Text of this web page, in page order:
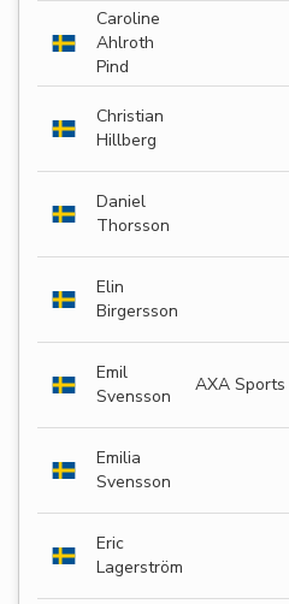
Caroline
Ahlroth
Pind
Christian
Hillberg
Daniel
Thorsson
Elin
Birgersson
Emil
Svensson
AXA Sports
Emilia
Svensson
Eric
Lagerström